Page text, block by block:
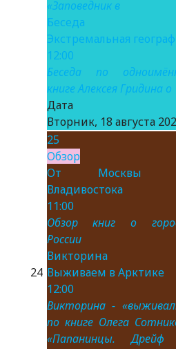
«Заповедник в
Беседа
Экстремальная
12:00
Беседа по
книге Алексея Гридина о
Дата
Вторник, 18 августа
24
25
Обзор
От Москвы
Владивостока
11:00
Обзор книг о
России
Викторина
Выживаем в Арктике
12:00
Викторина -
по книге Олега
«Папанинцы. Дрейф